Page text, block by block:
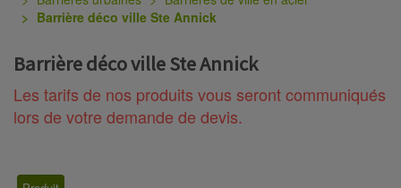
Barrière déco ville Ste Annick
Barrière déco ville Ste Annick
Les tarifs de nos produits vous seront communiqués
lors de votre demande de devis.